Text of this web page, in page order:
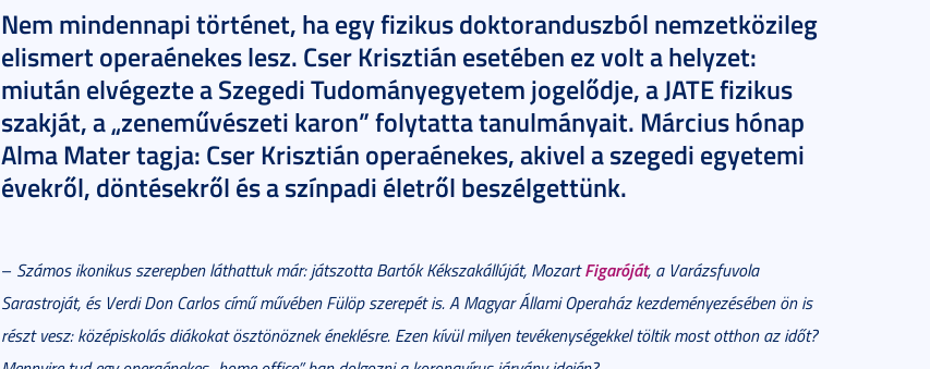
Nem mindennapi történet, ha egy fizikus doktoranduszból nemzetközileg
elismert operaénekes lesz. Cser Krisztián esetében ez volt a helyzet:
miután elvégezte a Szegedi Tudományegyetem jogelődje, a JATE fizikus
szakját, a „zeneművészeti karon” folytatta tanulmányait. Március hónap
Alma Mater tagja: Cser Krisztián operaénekes, akivel a szegedi egyetemi
évekről, döntésekről és a színpadi életről beszélgettünk.
– Számos ikonikus szerepben láthattuk már: játszotta Bartók Kékszakállúját, MozartFigaróját, a Varázsfuvola
Sarastroját, és Verdi Don Carlos című művében Fülöp szerepét is. A Magyar Állami Operaház kezdeményezésében ön is
részt vesz: középiskolás diákokat ösztönöznek éneklésre. Ezen kívül milyen tevékenységekkel töltik most otthon az időt?